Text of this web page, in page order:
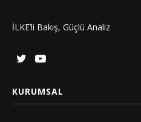
İLKE’li Bakış, Güçlü Analiz
KURUMSAL